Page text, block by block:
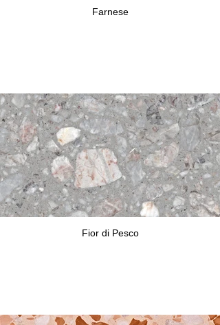
Farnese
Fior di Pesco